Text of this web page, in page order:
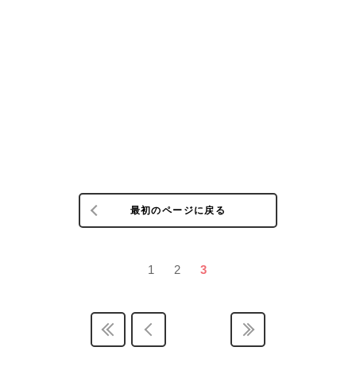
最初のページに戻る
1 2 3